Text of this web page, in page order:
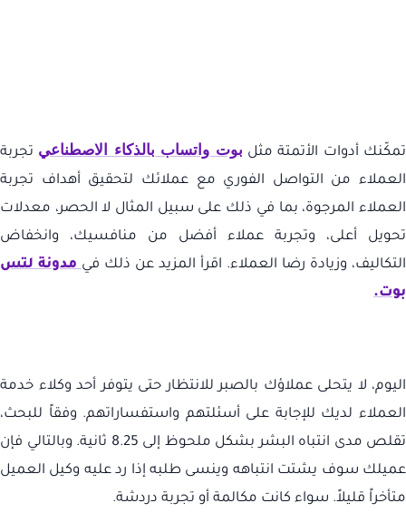
تمكّنك أدوات الأتمتة مثل بوت واتساب بالذكاء الاصطناعيتجربة
العملاء من التواصل الفوري مع عملائك لتحقيق أهداف تجربة
العملاء المرجوة، بما في ذلك على سبيل المثال لا الحصر، معدلات
تحويل أعلى، وتجربة عملاء أفضل من منافسيك، وانخفاض
التكاليف، وزيادة رضا العملاء. اقرأ المزيد عن ذلك فيمدونة لتس
بوت.
اليوم، لا يتحلى عملاؤك بالصبر للانتظار حتى يتوفر أحد وكلاء خدمة
العملاء لديك للإجابة على أسئلتهم واستفساراتهم. وفقاً للبحث،
تقلص مدى انتباه البشر بشكل ملحوظ إلى 8.25 ثانية. وبالتالي فإن
عميلك سوف يشتت انتباهه وينسى طلبه إذا رد عليه وكيل العميل
متأخراً قليلاً. سواء كانت مكالمة أو تجربة دردشة.